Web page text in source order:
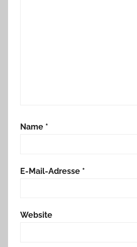
Name *
E-Mail-Adresse *
Website